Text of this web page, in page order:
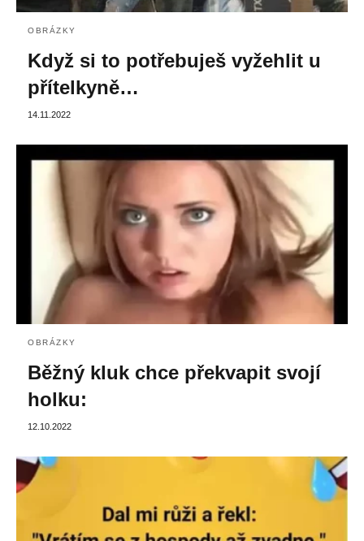
OBRÁZKY
Když si to potřebuješ vyžehlit u
přítelkyně…
14.11.2022
OBRÁZKY
Běžný kluk chce překvapit svojí
holku:
12.10.2022